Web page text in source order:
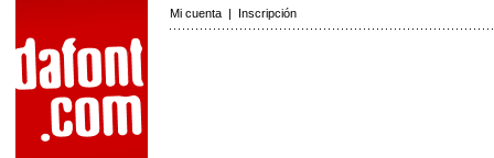
Mi cuenta | Inscripción